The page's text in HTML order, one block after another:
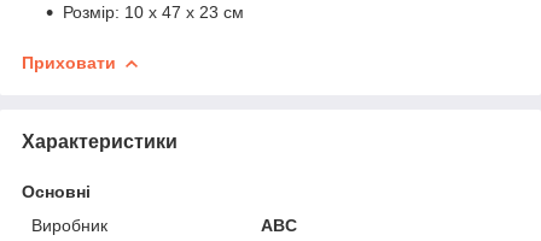
Розмір: 10 х 47 х 23 см
Приховати
Характеристики
Основні
Виробник
ABC